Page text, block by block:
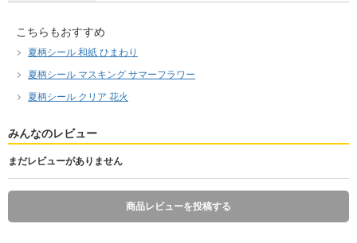
こちらもおすすめ
夏柄シール 和紙 ひまわり
夏柄シール マスキング サマーフラワー
夏柄シール クリア 花火
みんなのレビュー
まだレビューがありません
商品レビューを投稿する